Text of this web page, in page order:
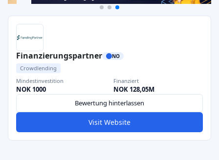
Finanzierungspartner NO
Crowdlending
Mindestinvestition
NOK 1000
Finanziert
NOK 128,05M
Bewertung hinterlassen
Visit Website